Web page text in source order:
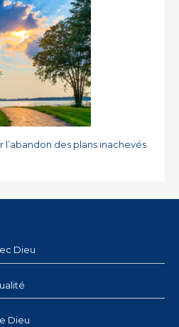
l’abandon des plans inachevés
Dieu
Dieu